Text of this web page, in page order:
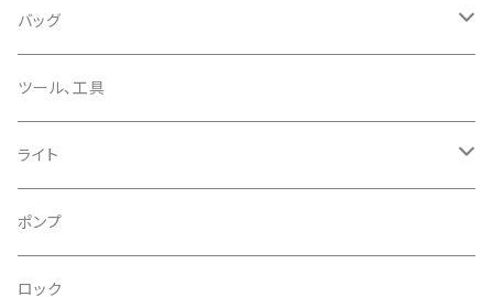
CHROMAG/クロマグ
CHROME/クローム
CONTINENTAL/コンチネンタル
CRANE/クレーン
CRANKBROTHERS/クランクブラザーズ
チェーン
チューブレスバルブ/ バルブキャップ
シーラント
バッグ
サドルバッグ
サコッシュ
バックパック
フレームバッグ
ツール、工具
ライト
フロントライト
テールライト
ポンプ
ロック